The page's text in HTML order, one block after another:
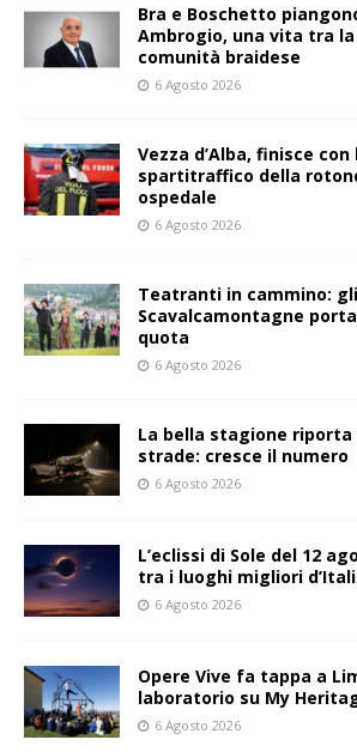
Bra e Boschetto
Ambrogio, una vita tra
comunità braidese
6 Agosto 2026
Vezza d’Alba, finisce con
spartitraffico della
ospedale
6 Agosto 2026
Teatranti in cammino: gli
Scavalcamontagne
quota
6 Agosto 2026
La bella stagione riporta
strade: cresce il numero
6 Agosto 2026
L’eclissi di Sole del 12
tra i luoghi migliori
6 Agosto 2026
Opere Vive fa tappa a
laboratorio su My
6 Agosto 2026